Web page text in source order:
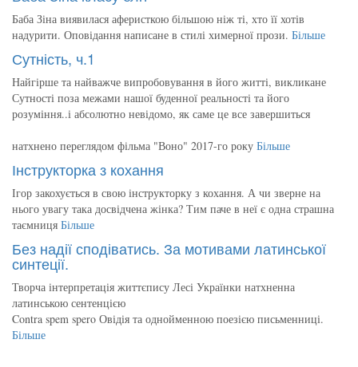
Баба Зіна виявилася аферисткою більшою ніж ті, хто її хотів
надурити. Оповідання написане в стилі химерної прози. Більше
Сутність, ч.1
Найгірше та найважче випробовування в його житті, викликане
Сутності поза межами нашої буденної реальності та його
розуміння..і абсолютно невідомо, як саме це все завершиться
натхнено переглядом фільма "Воно" 2017-го року Більше
Інструкторка з кохання
Ігор закохується в свою інструкторку з кохання. А чи зверне на
нього увагу така досвідчена жінка? Тим паче в неї є одна страшна
таємниця Більше
Без надії сподіватись. За мотивами латинської
синтеції.
Творча інтерпретація життєпису Лесі Українки натхненна
латинською сентенцією
Contra spem spero Овідія та однойменною поезією письменниці.
Більше